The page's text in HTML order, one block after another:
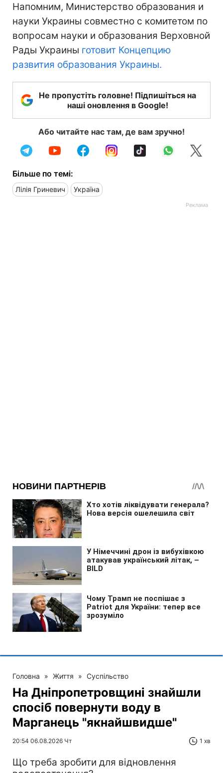
Напомним, Министерство образования и
науки Украины совместно с комитетом по
вопросам науки и образования Верховной
Рады Украины готовит Концепцию
развития образования Украины.
Не пропустіть головне! Підпишіться на
наші оновлення в Google!
Або читайте нас там, де вам зручно!
Більше по темі:
Лілія Гриневич Україна
Головна » Життя » Суспільство
На Дніпропетровщині знайшли
спосіб повернути воду в
Марганець "якнайшвидше"
20:54 06.08.2026 Чт 1 хв
Що треба зробити для відновлення